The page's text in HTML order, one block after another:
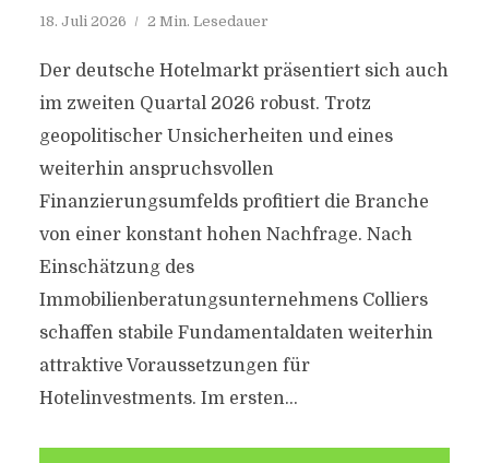
18. Juli 2026 2 Min. Lesedauer
Der deutsche Hotelmarkt präsentiert sich auch
im zweiten Quartal 2026 robust. Trotz
geopolitischer Unsicherheiten und eines
weiterhin anspruchsvollen
Finanzierungsumfelds profitiert die Branche
von einer konstant hohen Nachfrage. Nach
Einschätzung des
Immobilienberatungsunternehmens Colliers
schaffen stabile Fundamentaldaten weiterhin
attraktive Voraussetzungen für
Hotelinvestments. Im ersten...